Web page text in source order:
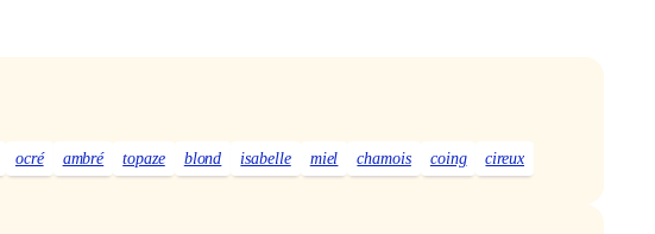
ocré ambré topaze blond isabelle miel chamois coing cireux